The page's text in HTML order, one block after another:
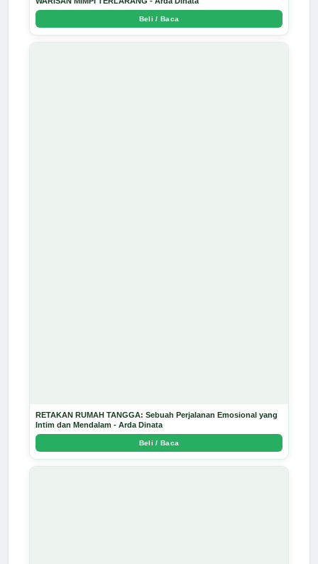
Beli / Baca
RETAKAN RUMAH TANGGA: Sebuah Perjalanan Emosional yang
Intim dan Mendalam - Arda Dinata
Beli / Baca